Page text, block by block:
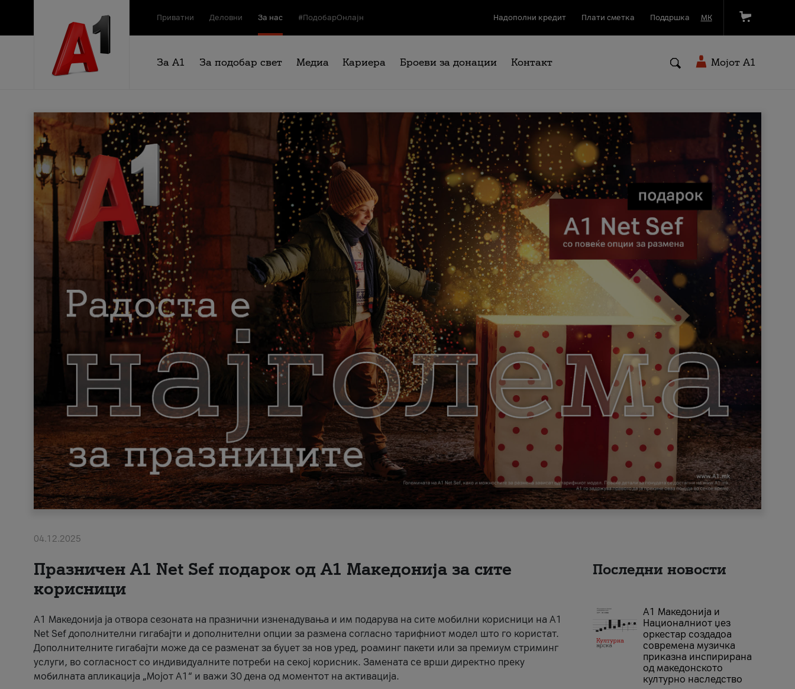
Приватни Деловни За нас #ПодобарОнлајн Надополни кредит Плати сметка Поддршка МК
За А1 За подобар свет Медиа Кариера Броеви за донации Контакт Мојот A1
04.12.2025
Празничен A1 Net Sеf подарок од А1 Македонија за сите
корисници
А1 Македонија ја отвора сезоната на празнични изненадувања и им подарува на сите мобилни корисници на A1
Net Sef дополнителни гигабајти и дополнителни опции за размена согласно тарифниот модел што го користат.
Дополнителните гигабајти може да се разменат за буџет за нов уред, роаминг пакети или за премиум стриминг
услуги, во согласност со индивидуалните потреби на секој корисник. Замената се врши директно преку
мобилната апликација „Мојот А1“ и важи 30 дена од моментот на активација.
Последни новости
А1 Македонија и
Националниот џез
оркестар создадоа
современа музичка
приказна инспирирана
од македонското
културно наследство